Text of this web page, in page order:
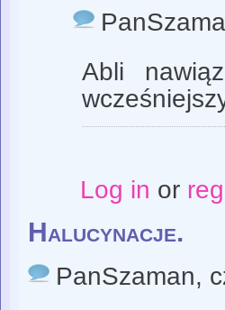
Abli
Log in or
Halucynacje.
PanSzaman,